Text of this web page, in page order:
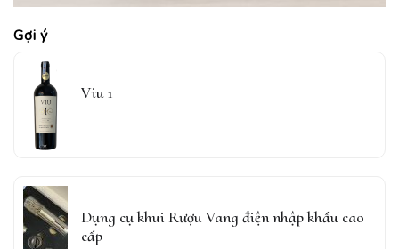
Gợi ý
Viu 1
Dụng cụ khui Rượu Vang điện nhập khẩu cao
cấp